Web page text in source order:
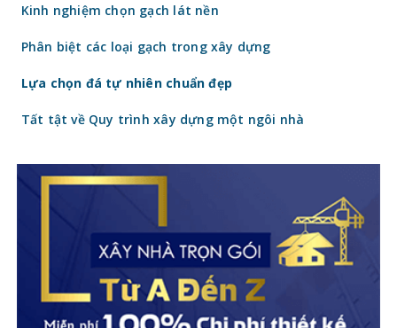
Kinh nghiệm chọn gạch lát nền
Phân biệt các loại gạch trong xây dựng
Lựa chọn đá tự nhiên chuẩn đẹp
Tất tật về Quy trình xây dựng một ngôi nhà